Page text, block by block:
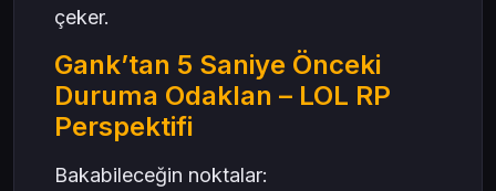
çeker.
Gank’tan 5 Saniye Önceki
Duruma Odaklan – LOL RP
Perspektifi
Bakabileceğin noktalar: